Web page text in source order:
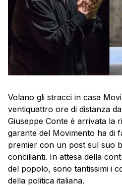
Volano gli stracci in casa
ventiquattro ore di distanza
Giuseppe Conte è arrivata la
garante del Movimento ha di
premier con un post sul suo
concilianti. In attesa della
del popolo, sono tantissimi i
della politica italiana.